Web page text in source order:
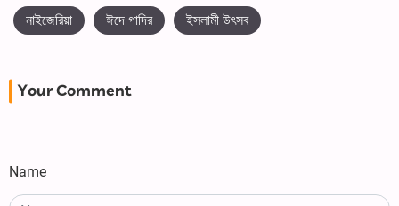
নাইজেরিয়া ঈদে গাদির ইসলামী উৎসব
Your Comment
Name